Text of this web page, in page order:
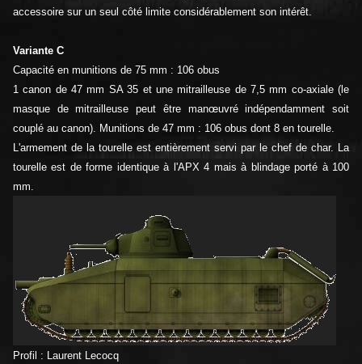
accessoire sur un seul côté limite considérablement son intérêt.
Variante C
Capacité en munitions de 75 mm : 106 obus
1 canon de 47 mm SA 35 et une mitrailleuse de 7,5 mm co-axiale (le
masque de mitrailleuse peut être manœuvré indépendamment soit
couplé au canon). Munitions de 47 mm : 106 obus dont 8 en tourelle.
L'armement de la tourelle est entièrement servi par le chef de char. La
tourelle est de forme identique à l'APX 4 mais à blindage porté à 100
mm.
Profil : Laurent Lecocq